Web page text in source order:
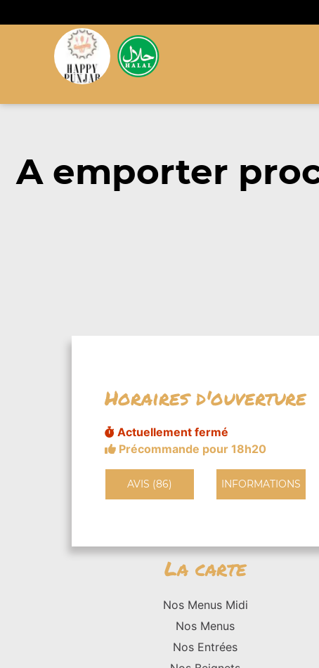
A emporter
Horaires d'ouverture
Actuellement fermé
Précommande pour 18h20
AVIS (86) INFORMATIONS
La carte
Nos Menus Midi
Nos Menus
Nos Entrées